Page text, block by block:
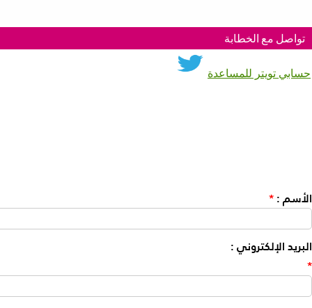
تواصل مع الخطابة
حسابي تويتر للمساعدة
الأسم:
*
البريد الإلكتروني:
*